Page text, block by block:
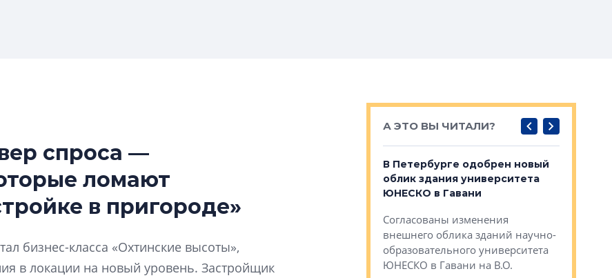
спроса —
ломают
в пригороде»
бизнес-класса «Охтинские высоты»,
в локации на новый уровень. Застройщик
А ЭТО ВЫ ЧИТАЛИ?
Усадьба Торосово — антидот от
эпохи фальш-панелей
Центробанк: квартиры в домах
2020-2026 годов постройки на
В Петербурге одобрен новый
облик здания университета
ЮНЕСКО в Гавани
Согласованы изменения
внешнего облика зданий научно-
образовательного университета
ЮНЕСКО в Гавани на В.О.